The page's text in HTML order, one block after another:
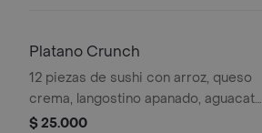
Platano Crunch
12 piezas de sushi con arroz, queso
crema, langostino apanado, aguacate,
salmón y topping de tajadas maduras.
$ 25.000